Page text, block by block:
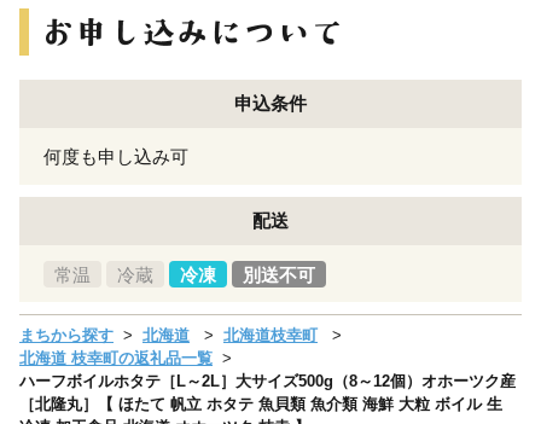
申込条件
何度も申し込み可
配送
常温 冷蔵 冷凍 別送不可
まちから探す 北海道
北海道枝幸町
北海道 枝幸町の返礼品一覧
ハーフボイルホタテ［L～2L］大サイズ500g（8～12個）オホーツク産
［北隆丸］【 ほたて 帆立 ホタテ 魚貝類 魚介類 海鮮 大粒 ボイル 生